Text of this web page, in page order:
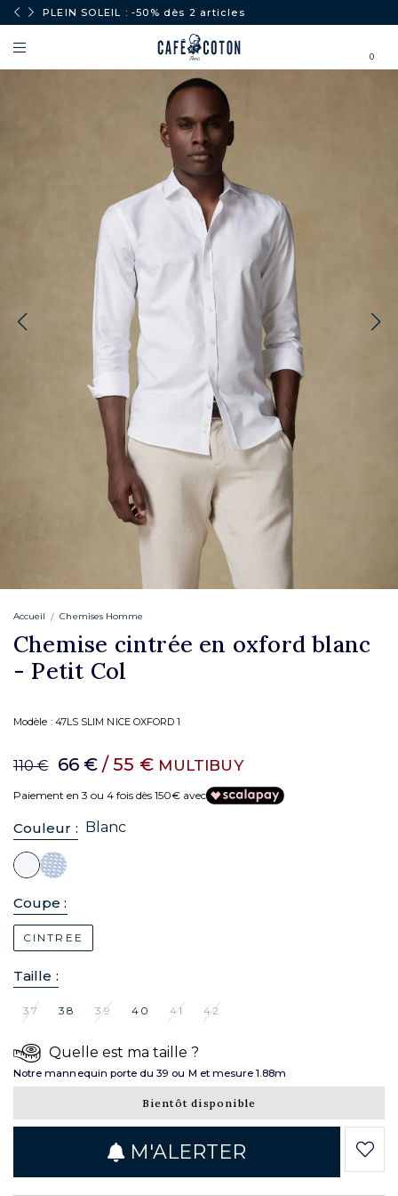
PLEIN SOLEIL : -50% dès 2 articles
0
Accueil Chemises Homme
Chemise cintrée en oxford blanc
- Petit Col
Modèle : 47LS SLIM NICE OXFORD 1
110 € 66 € / 55 € MULTIBUY
Paiement en 3 ou 4 fois dès 150€ avec
Couleur : Blanc
Coupe :
CINTREE
Taille :
37 38 39 40 41 42
Quelle est ma taille ?
Notre mannequin porte du 39 ou M et mesure 1.88m
Bientôt disponible
M'ALERTER